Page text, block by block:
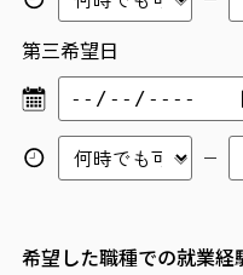
第三希望日
希望した職種での就業経